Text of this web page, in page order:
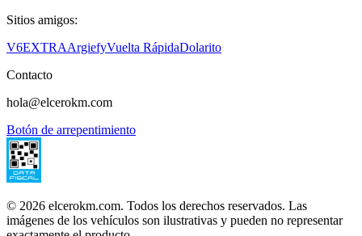
Sitios amigos:
V6EXTRAArgiefyVuelta RápidaDolarito
Contacto
hola@elcerokm.com
Botón de arrepentimiento
© 2026 elcerokm.com. Todos los derechos reservados. Las
imágenes de los vehículos son ilustrativas y pueden no representar